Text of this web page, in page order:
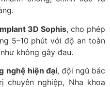
3D Sophis, cho phép
5–10 phút với độ an toàn
không gây đau.
nghệ hiện đại, đội ngũ bác
nghiệp, Nha khoa